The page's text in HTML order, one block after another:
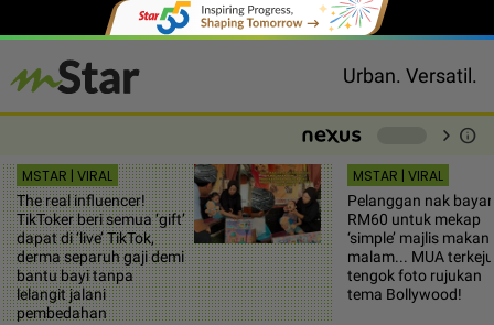
Urban. Versatil.
chevron_right info
MSTAR | VIRAL
The real influencer!
TikToker beri semua ‘gift’
dapat di ‘live’ TikTok,
derma separuh gaji demi
bantu bayi tanpa
lelangit jalani
pembedahan
MSTAR | VIRAL
Pelanggan nak bayar
RM60 untuk mekap
‘simple’ majlis makan
malam... MUA
tengok foto rujukan
tema Bollywood!